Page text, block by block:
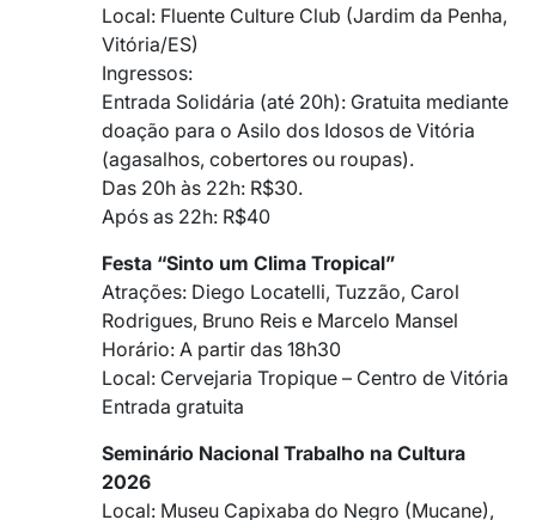
Local: Fluente Culture Club (Jardim da Penha,
Vitória/ES)
Ingressos:
Entrada Solidária (até 20h): Gratuita mediante
doação para o Asilo dos Idosos de Vitória
(agasalhos, cobertores ou roupas).
Das 20h às 22h: R$30.
Após as 22h: R$40
Festa “Sinto um Clima Tropical”
Atrações: Diego Locatelli, Tuzzão, Carol
Rodrigues, Bruno Reis e Marcelo Mansel
Horário: A partir das 18h30
Local: Cervejaria Tropique – Centro de Vitória
Entrada gratuita
Seminário Nacional Trabalho na Cultura
2026
Local: Museu Capixaba do Negro (Mucane),